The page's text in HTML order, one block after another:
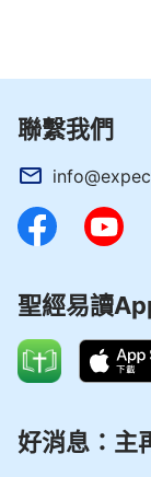
全能神的話，
神的聲音，難
如今，全
上，面向整個
是見證新郎回
拙童女嗎？我
認出神的聲音
脚踪，赴上羔
門的，我要進
聯繫我們
聖經易讀
好消息：主